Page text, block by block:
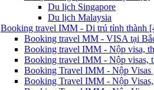
Du lịch Singapore
Du lịch Malaysia
Booking travel IMM - Di trú tỉnh thành
Booking travel MM - VISA tại
Booking travel IMM - Nộp visa,
Booking travel IMM - Nộp visas,
Booking Travel IMM - Nộp
Booking Travel IMM - Nộp